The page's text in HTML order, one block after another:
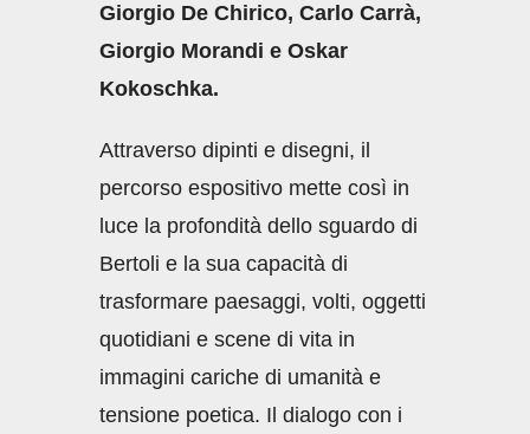
Giorgio De Chirico, Carlo Carrà,
Giorgio Morandi e Oskar
Kokoschka.
Attraverso dipinti e disegni, il
percorso espositivo mette così in
luce la profondità dello sguardo di
Bertoli e la sua capacità di
trasformare paesaggi, volti, oggetti
quotidiani e scene di vita in
immagini cariche di umanità e
tensione poetica. Il dialogo con i